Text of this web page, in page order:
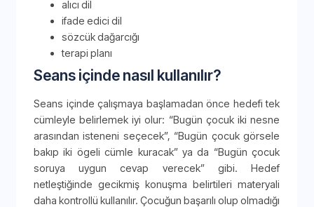
alıcı dil
ifade edici dil
sözcük dağarcığı
terapi planı
Seans içinde nasıl kullanılır?
Seans içinde çalışmaya başlamadan önce hedefi tek
cümleyle belirlemek iyi olur: “Bugün çocuk iki nesne
arasından isteneni seçecek”, “Bugün çocuk görsele
bakıp iki ögeli cümle kuracak” ya da “Bugün çocuk
soruya uygun cevap verecek” gibi. Hedef
netleştiğinde gecikmiş konuşma belirtileri materyali
daha kontrollü kullanılır. Çocuğun başarılı olup olmadığı